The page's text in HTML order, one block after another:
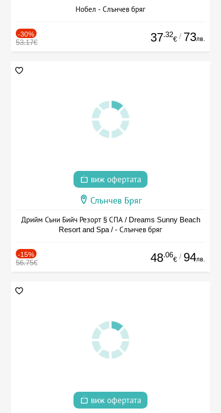
Нобел - Слънчев бряг
-30%
53.17€ 37.32
€ / 73лв.
виж офертата
Слънчев Бряг
Дрийм Съни Бийч Резорт § СПА / Dreams Sunny Beach
Resort and Spa / - Слънчев бряг
-15%
56.75€ 48.06
€ / 94лв.
виж офертата